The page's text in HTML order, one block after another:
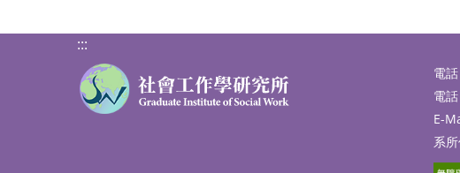
:::
電
電
E-
系